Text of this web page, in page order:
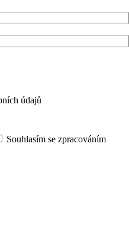
údajů
Souhlasím se zpracováním